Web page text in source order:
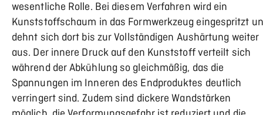
wesentliche Rolle. Bei diesem Verfahren wird ein
Kunststoffschaum in das Formwerkzeug eingespritzt
dehnt sich dort bis zur Vollständigen Aushärtung weiter
aus. Der innere Druck auf den Kunststoff verteilt sich
während der Abkühlung so gleichmäßig, das die
Spannungen im Inneren des Endproduktes deutlich
verringert sind. Zudem sind dickere Wandstärken